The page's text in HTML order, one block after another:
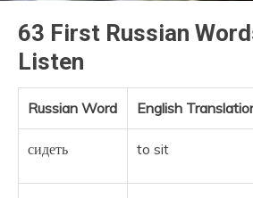
63 First Russian
Listen
Russian Word English
сидеть to sit